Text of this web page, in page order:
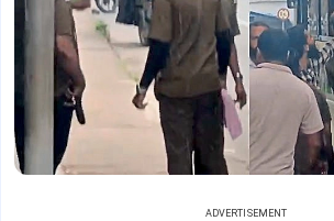
ADVERTISEMENT